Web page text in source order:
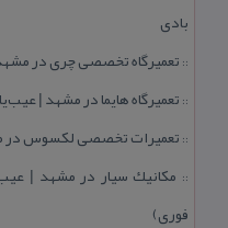
بادی
:: تعمیرگاه تخصصی چری در مشهد | ۱۰ سال تجربه و امداد
::تعمیرگاه هایما در مشهد |
:: تعمیرات تخصصی لكسوس در
:: مكانیك سیار در مشهد |
فوری)